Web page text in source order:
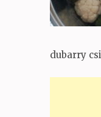
dubarry